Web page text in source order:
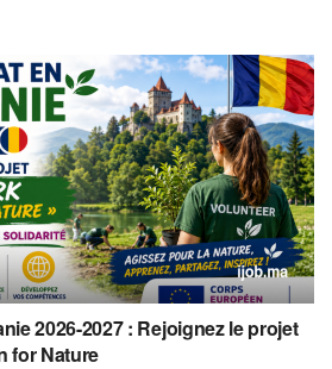
2026-2027 : Rejoignez le projet
for Nature